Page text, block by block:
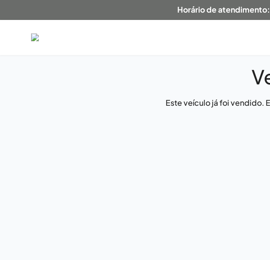
Horário de atendimento:
Este veículo já foi vendido.